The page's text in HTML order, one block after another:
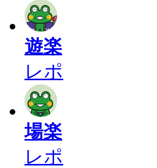
遊楽
レポ
場楽
レポ